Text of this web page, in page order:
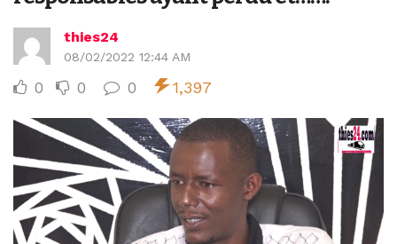
thies24
08/02/2022 12:44 AM
0 0 0 1,397